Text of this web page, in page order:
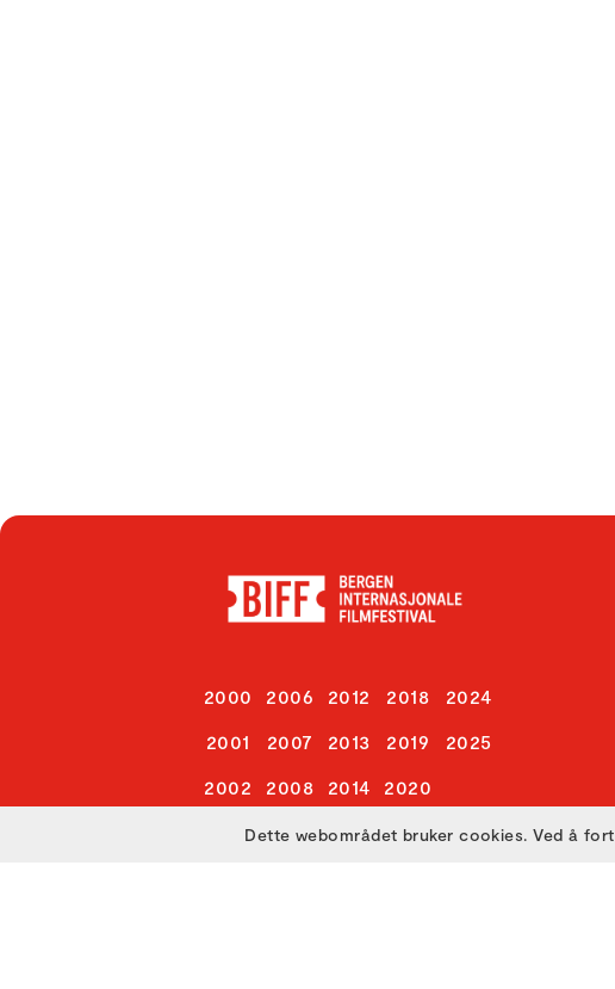
2000
2001
2002
2003
2006
2007
2008
2009
2012
2013
2014
2015
2018
2019
2020
2021
2024
2025
Dette webområdet bruker cookies. Ved å